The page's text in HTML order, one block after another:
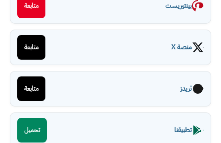
بينتيريست متابعة
منصة X متابعة
ثريدز متابعة
تطبيقنا تحميل